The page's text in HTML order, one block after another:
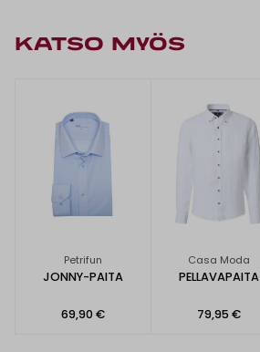
KATSO MYÖS
Petrifun
JONNY-PAITA
69,90 €
Casa Moda
PELLAVAPAITA
79,95 €